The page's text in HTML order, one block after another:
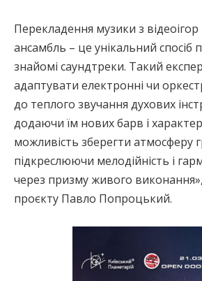
Перекладення музики з
ансамбль – це унікальний спосіб
знайомі саундтреки. Такий
адаптувати електронні чи
до теплого звучання духових
додаючи їм нових барв і
можливість зберегти атмосферу
підкреслюючи мелодійність і
через призму живого
проєкту Павло Попроцький.